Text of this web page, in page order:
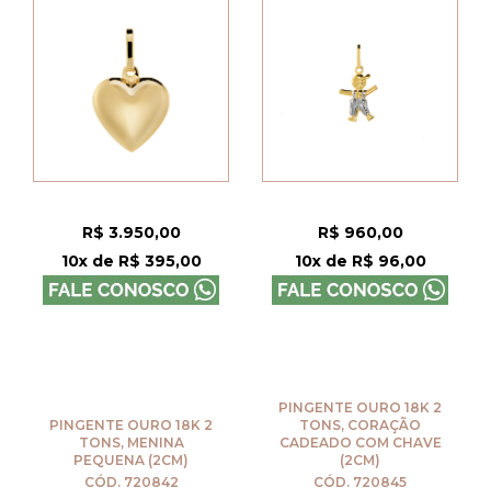
R$ 3.950,00
10x de R$ 395,00
R$ 960,00
10x de R$ 96,00
PINGENTE OURO 18K 2
TONS, MENINA
PEQUENA (2CM)
CÓD. 720842
PINGENTE OURO 18K 2
TONS, CORAÇÃO
CADEADO COM CHAVE
(2CM)
CÓD. 720845